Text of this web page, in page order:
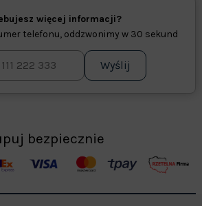
więcej informacji?
telefonu, oddzwonimy w 30 sekund
Wyślij
bezpiecznie